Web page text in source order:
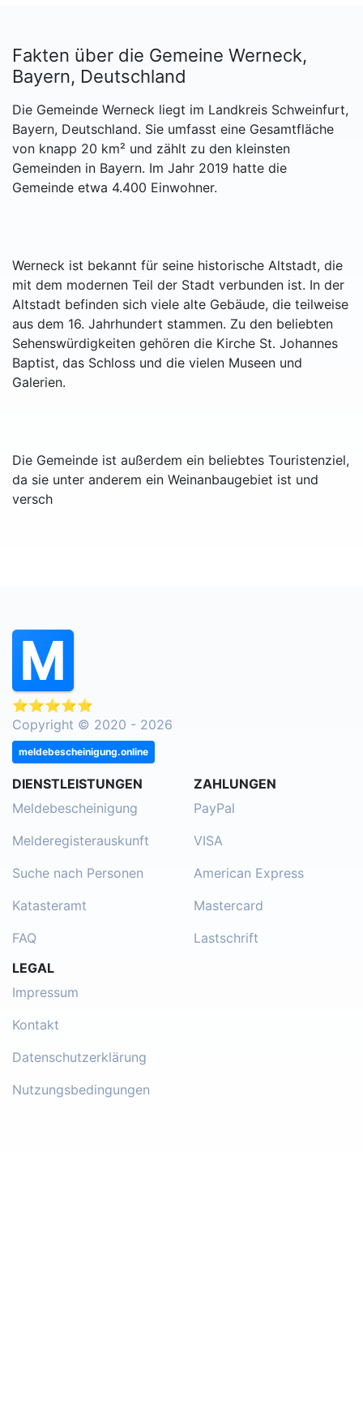
Fakten über die Gemeine Werneck,
Bayern, Deutschland
Die Gemeinde Werneck liegt im Landkreis Schweinfurt,
Bayern, Deutschland. Sie umfasst eine Gesamtfläche
von knapp 20 km² und zählt zu den kleinsten
Gemeinden in Bayern. Im Jahr 2019 hatte die
Gemeinde etwa 4.400 Einwohner.
Werneck ist bekannt für seine historische Altstadt, die
mit dem modernen Teil der Stadt verbunden ist. In der
Altstadt befinden sich viele alte Gebäude, die teilweise
aus dem 16. Jahrhundert stammen. Zu den beliebten
Sehenswürdigkeiten gehören die Kirche St. Johannes
Baptist, das Schloss und die vielen Museen und
Galerien.
Die Gemeinde ist außerdem ein beliebtes Touristenziel,
da sie unter anderem ein Weinanbaugebiet ist und
versch
⭐⭐⭐⭐⭐
Copyright © 2020 - 2026
meldebescheinigung.online
DIENSTLEISTUNGEN
Meldebescheinigung
Melderegisterauskunft
Suche nach Personen
Katasteramt
FAQ
ZAHLUNGEN
PayPal
VISA
American Express
Mastercard
Lastschrift
LEGAL
Impressum
Kontakt
Datenschutzerklärung
Nutzungsbedingungen